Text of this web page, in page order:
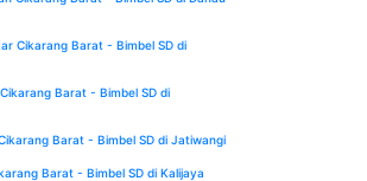
Cikarang Barat - Bimbel SD di
Barat - Bimbel SD di
Barat - Bimbel SD di Jatiwangi
Barat - Bimbel SD di Kalijaya